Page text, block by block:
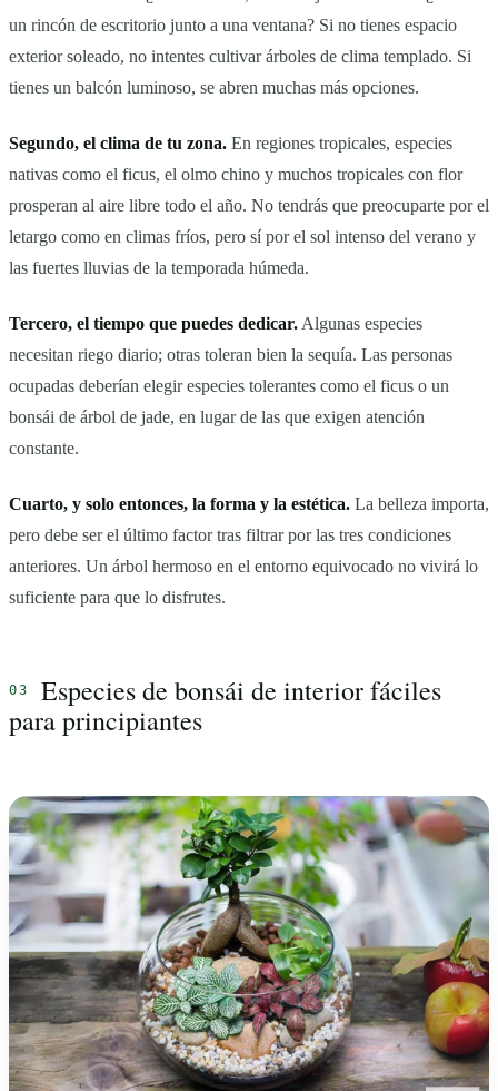
un rincón de escritorio junto a una ventana? Si no tienes espacio
exterior soleado, no intentes cultivar árboles de clima templado. Si
tienes un balcón luminoso, se abren muchas más opciones.
Segundo, el clima de tu zona. En regiones tropicales, especies
nativas como el ficus, el olmo chino y muchos tropicales con flor
prosperan al aire libre todo el año. No tendrás que preocuparte por el
letargo como en climas fríos, pero sí por el sol intenso del verano y
las fuertes lluvias de la temporada húmeda.
Tercero, el tiempo que puedes dedicar. Algunas especies
necesitan riego diario; otras toleran bien la sequía. Las personas
ocupadas deberían elegir especies tolerantes como el ficus o un
bonsái de árbol de jade, en lugar de las que exigen atención
constante.
Cuarto, y solo entonces, la forma y la estética. La belleza importa,
pero debe ser el último factor tras filtrar por las tres condiciones
anteriores. Un árbol hermoso en el entorno equivocado no vivirá lo
suficiente para que lo disfrutes.
Especies de bonsái de interior fáciles
para principiantes